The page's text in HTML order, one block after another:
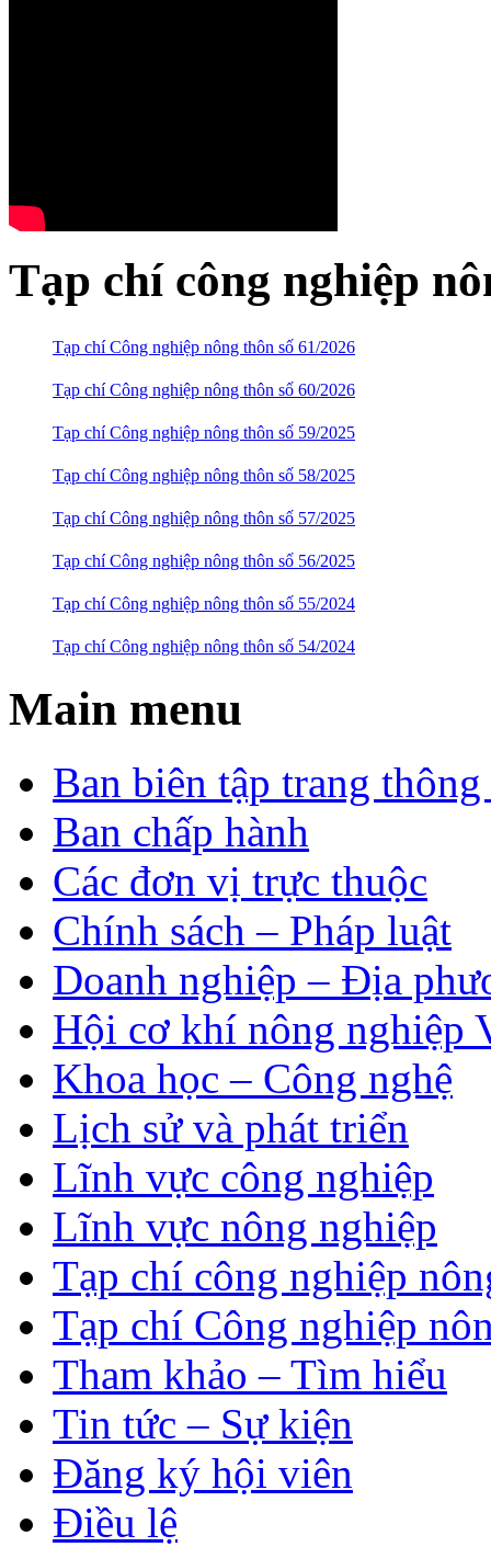
Tạp chí công nghiệp
Tạp chí Công nghiệp nông thôn số 61/2026
Tạp chí Công nghiệp nông thôn số 60/2026
Tạp chí Công nghiệp nông thôn số 59/2025
Tạp chí Công nghiệp nông thôn số 58/2025
Tạp chí Công nghiệp nông thôn số 57/2025
Tạp chí Công nghiệp nông thôn số 56/2025
Tạp chí Công nghiệp nông thôn số 55/2024
Tạp chí Công nghiệp nông thôn số 54/2024
Main menu
Ban biên tập trang
Ban chấp hành
Các đơn vị trực thuộc
Chính sách – Pháp luật
Doanh nghiệp – Địa
Hội cơ khí nông nghiệp
Khoa học – Công nghệ
Lịch sử và phát triển
Lĩnh vực công nghiệp
Lĩnh vực nông nghiệp
Tạp chí công nghiệp
Tạp chí Công nghiệp
Tham khảo – Tìm hiểu
Tin tức – Sự kiện
Đăng ký hội viên
Điều lệ